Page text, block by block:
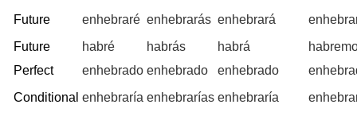
Future enhebraré enhebrarás enhebrará
Future
Perfect
habré
enhebrado
habrás
enhebrado
habrá
enhebrado
Conditional enhebraría enhebrarías enhebraría